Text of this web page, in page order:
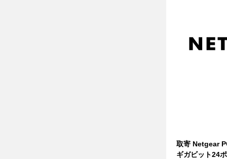
取寄 Netgear
ギガビット24